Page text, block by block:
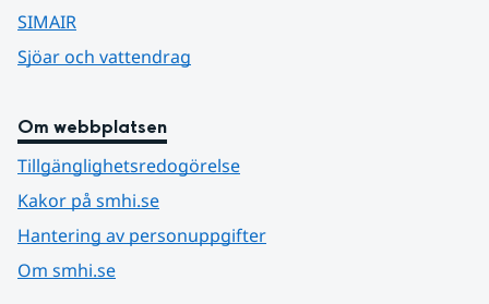
SIMAIR
Sjöar och vattendrag
Om webbplatsen
Tillgänglighetsredogörelse
Kakor på smhi.se
Hantering av personuppgifter
Om smhi.se